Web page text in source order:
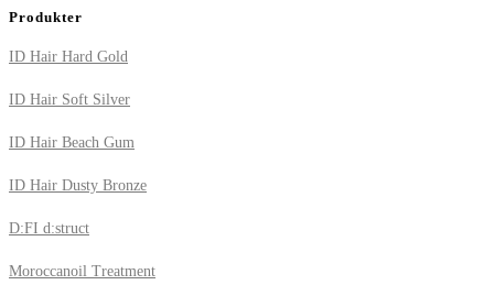
Produkter
ID Hair Hard Gold
ID Hair Soft Silver
ID Hair Beach Gum
ID Hair Dusty Bronze
D:FI d:struct
Moroccanoil Treatment